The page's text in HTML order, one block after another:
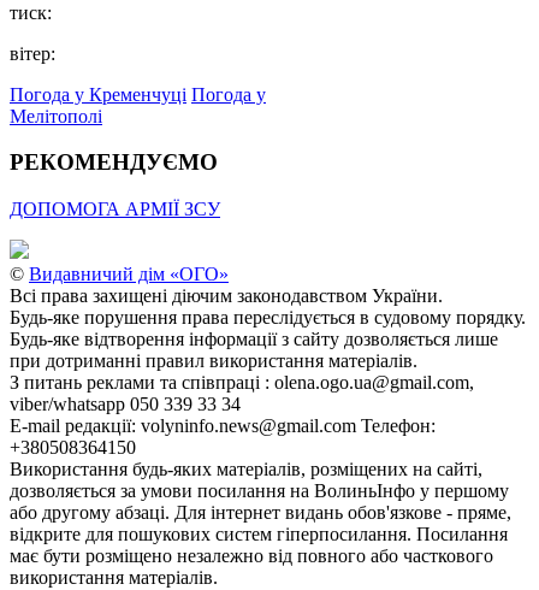
тиск:
вітер:
Погода у Кременчуці Погода у
Мелітополі
РЕКОМЕНДУЄМО
ДОПОМОГА АРМІЇ ЗСУ
© Видавничий дім «ОГО»
Всі права захищені діючим законодавством України.
Будь-яке порушення права переслідується в судовому порядку.
Будь-яке відтворення інформації з сайту дозволяється лише
при дотриманні правил використання матеріалів.
З питань реклами та співпраці : olena.ogo.ua@gmail.com,
viber/whatsapp 050 339 33 34
E-mail редакції: volyninfo.news@gmail.com Телефон:
+380508364150
Використання будь-яких матеріалів, розміщених на сайті,
дозволяється за умови посилання на ВолиньІнфо у першому
або другому абзаці. Для інтернет видань обов'язкове - пряме,
відкрите для пошукових систем гіперпосилання. Посилання
має бути розміщено незалежно від повного або часткового
використання матеріалів.